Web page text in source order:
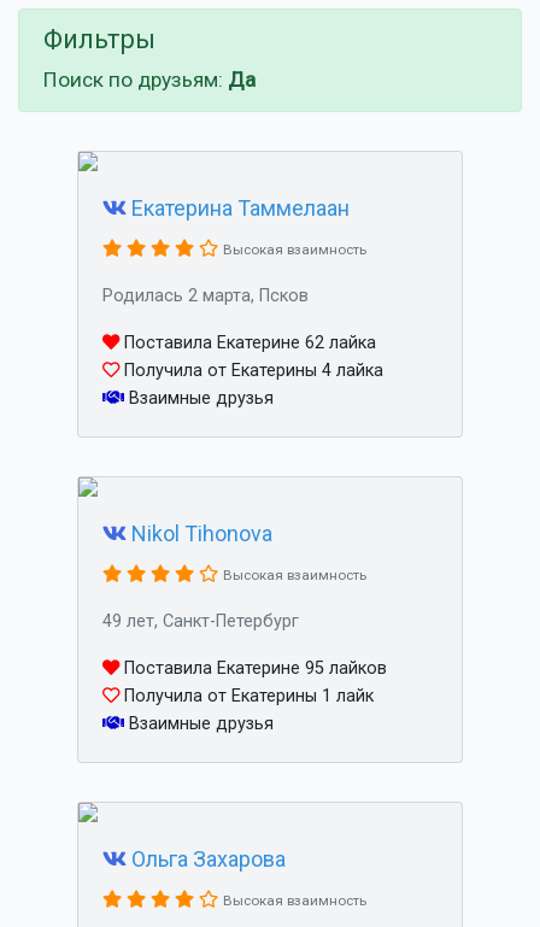
Фильтры
Поиск по друзьям: Да
Екатерина Таммелаан
Высокая взаимность
Родилась 2 марта, Псков
Поставила Екатерине 62 лайка
Получила от Екатерины 4 лайка
Взаимные друзья
Nikol Tihonova
Высокая взаимность
49 лет, Санкт-Петербург
Поставила Екатерине 95 лайков
Получила от Екатерины 1 лайк
Взаимные друзья
Ольга Захарова
Высокая взаимность